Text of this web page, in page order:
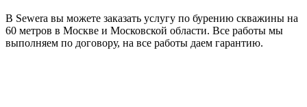
В Sewera вы можете заказать услугу по бурению скважины на
60 метров в Москве и Московской области. Все работы мы
выполняем по договору, на все работы даем гарантию.